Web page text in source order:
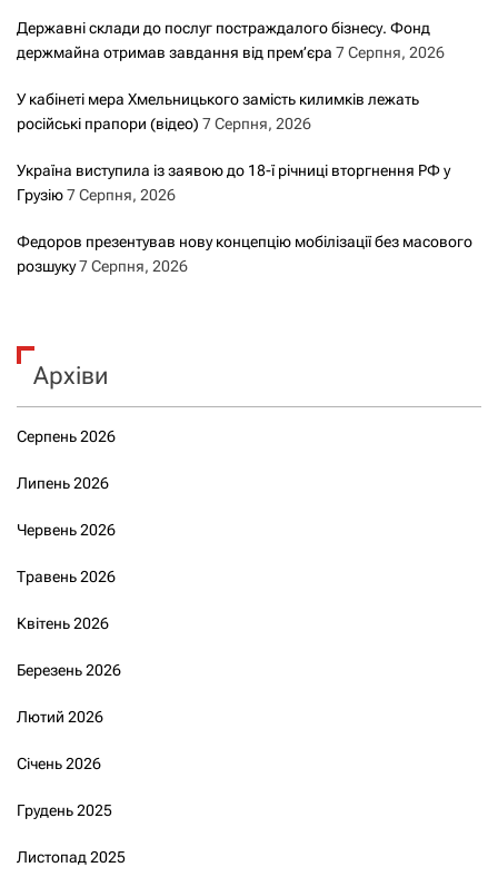
Державні склади до послуг постраждалого бізнесу. Фонд
держмайна отримав завдання від прем’єра 7 Серпня, 2026
У кабінеті мера Хмельницького замість килимків лежать
російські прапори (відео) 7 Серпня, 2026
Україна виступила із заявою до 18-ї річниці вторгнення РФ у
Грузію7 Серпня, 2026
Федоров презентував нову концепцію мобілізації без масового
розшуку7 Серпня, 2026
Архіви
Серпень 2026
Липень 2026
Червень 2026
Травень 2026
Квітень 2026
Березень 2026
Лютий 2026
Січень 2026
Грудень 2025
Листопад 2025